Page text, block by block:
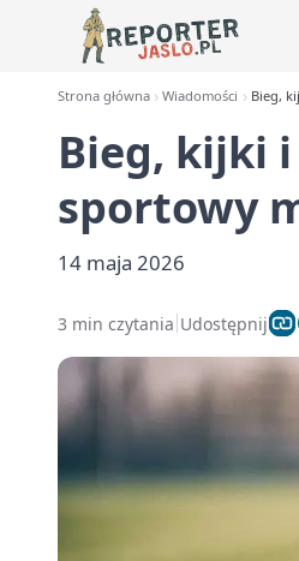
Strona główna Wiadomości Bieg,
Bieg, kijki i
sportowy
14 maja 2026
3 min czytania Udostępnij